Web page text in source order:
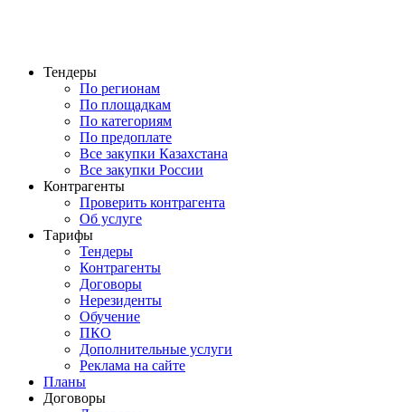
Тендеры
По регионам
По площадкам
По категориям
По предоплате
Все закупки Казахстана
Все закупки России
Контрагенты
Проверить контрагента
Об услуге
Тарифы
Тендеры
Контрагенты
Договоры
Нерезиденты
Обучение
ПКО
Дополнительные услуги
Реклама на сайте
Планы
Договоры